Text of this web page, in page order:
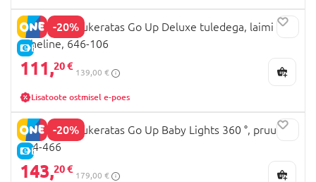
-20%
E-HIND
GLOBBER tõukeratas Go Up Deluxe tuledega, laimi
roheline, 646-106
111,20 €
139,00 €
Lisatoote ostmisel e-poes
-20%
E-HIND
GLOBBER tõukeratas Go Up Baby Lights 360 °, pruun,
844-466
143,20 €
179,00 €